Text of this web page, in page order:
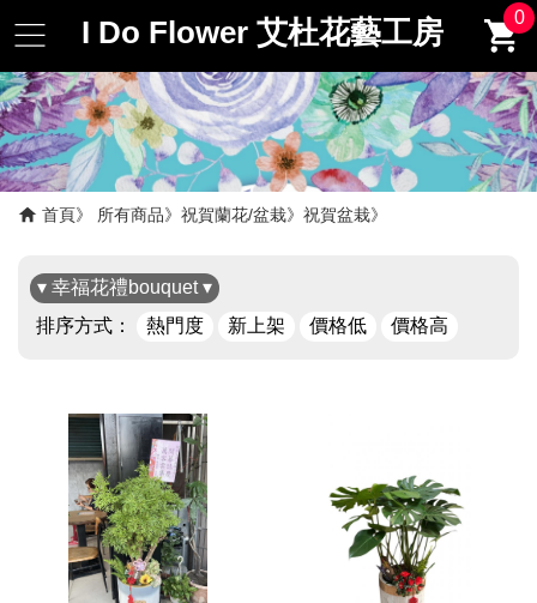
I Do Flower 艾杜花藝工房 0
首頁 所有商品 祝賀蘭花/盆栽 祝賀盆栽
▾ 幸福花禮bouquet ▾
排序方式：
熱門度 新上架 價格低 價格高